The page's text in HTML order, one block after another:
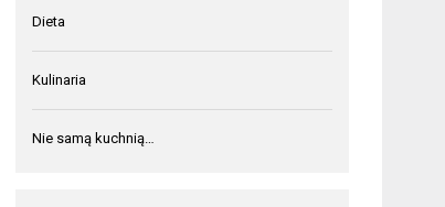
Dieta
Kulinaria
Nie samą kuchnią…